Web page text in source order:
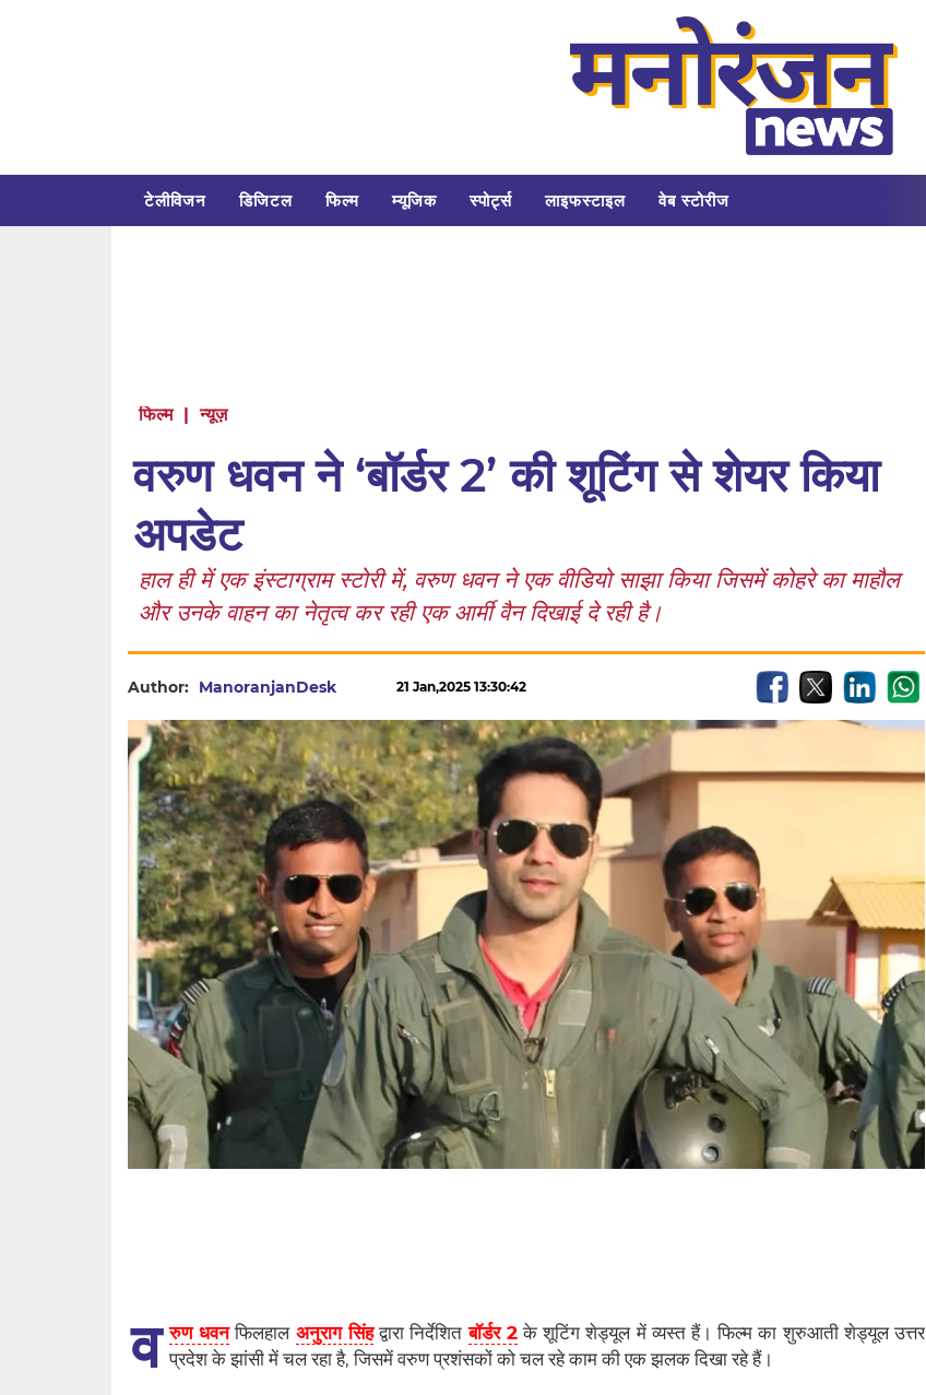
टेलीविजन डिजिटल फिल्म म्यूजिक स्पोर्ट्स लाइफस्टाइल वेब स्टोरीज
फिल्म | न्यूज़
वरुण धवन ने ‘बॉर्डर 2’ की शूटिंग से शेयर किया
अपडेट
हाल ही में एक इंस्टाग्राम स्टोरी में, वरुण धवन ने एक वीडियो साझा किया जिसमें कोहरे का माहौल
और उनके वाहन का नेतृत्व कर रही एक आर्मी वैन दिखाई दे रही है।
Author: ManoranjanDesk 21 Jan,2025 13:30:42
व रुण धवनफिलहाल अनुराग सिंहद्वारा निर्देशितबॉर्डर 2के शूटिंग शेड्यूल में व्यस्त हैं। फिल्म का शुरुआती शेड्यूल उत्तर
प्रदेश के झांसी में चल रहा है, जिसमें वरुण प्रशंसकों को चल रहे काम की एक झलक दिखा रहे हैं।